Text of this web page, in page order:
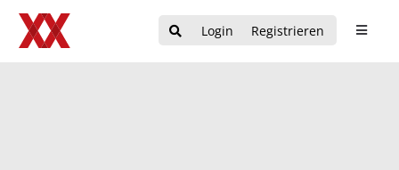
Login Registrieren